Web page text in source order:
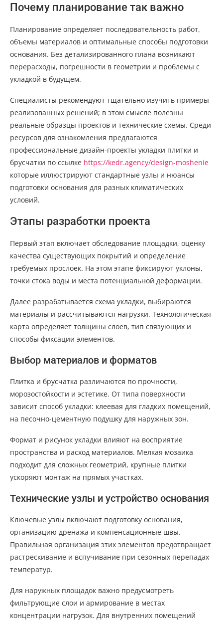
Почему планирование так важно
Планирование определяет последовательность работ,
объемы материалов и оптимальные способы подготовки
основания. Без детализированного плана возникают
перерасходы, погрешности в геометрии и проблемы с
укладкой в будущем.
Специалисты рекомендуют тщательно изучить примеры
реализованных решений; в этом смысле полезны
реальные образцы проектов и технические схемы. Среди
ресурсов для ознакомления предлагаются
профессиональные дизайн-проекты укладки плитки и
брусчатки по ссылке https://kedr.agency/design-moshenie
которые иллюстрируют стандартные узлы и нюансы
подготовки основания для разных климатических
условий.
Этапы разработки проекта
Первый этап включает обследование площадки, оценку
качества существующих покрытий и определение
требуемых прослоек. На этом этапе фиксируют уклоны,
точки стока воды и места потенциальной деформации.
Далее разрабатывается схема укладки, выбираются
материалы и рассчитываются нагрузки. Технологическая
карта определяет толщины слоев, тип связующих и
способы фиксации элементов.
Выбор материалов и форматов
Плитка и брусчатка различаются по прочности,
морозостойкости и эстетике. От типа поверхности
зависит способ укладки: клеевая для гладких помещений,
на песочно-цементную подушку для наружных зон.
Формат и рисунок укладки влияют на восприятие
пространства и расход материалов. Мелкая мозаика
подходит для сложных геометрий, крупные плитки
ускоряют монтаж на прямых участках.
Технические узлы и устройство основания
Ключевые узлы включают подготовку основания,
организацию дренажа и компенсационные швы.
Правильная организация этих элементов предотвращает
растрескивание и вспучивание при сезонных перепадах
температур.
Для наружных площадок важно предусмотреть
фильтрующие слои и армирование в местах
концентрации нагрузок. Для внутренних помещений